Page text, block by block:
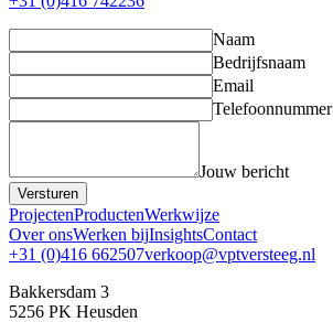
Naam
Bedrijfsnaam
Email
Telefoonnummer
Jouw bericht
Versturen
ProjectenProductenWerkwijze
Over onsWerken bijInsightsContact
+31 (0)416 662507verkoop@vptversteeg.nl
Bakkersdam 3
5256 PK Heusden